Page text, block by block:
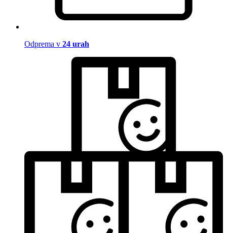
Odprema v 24 urah